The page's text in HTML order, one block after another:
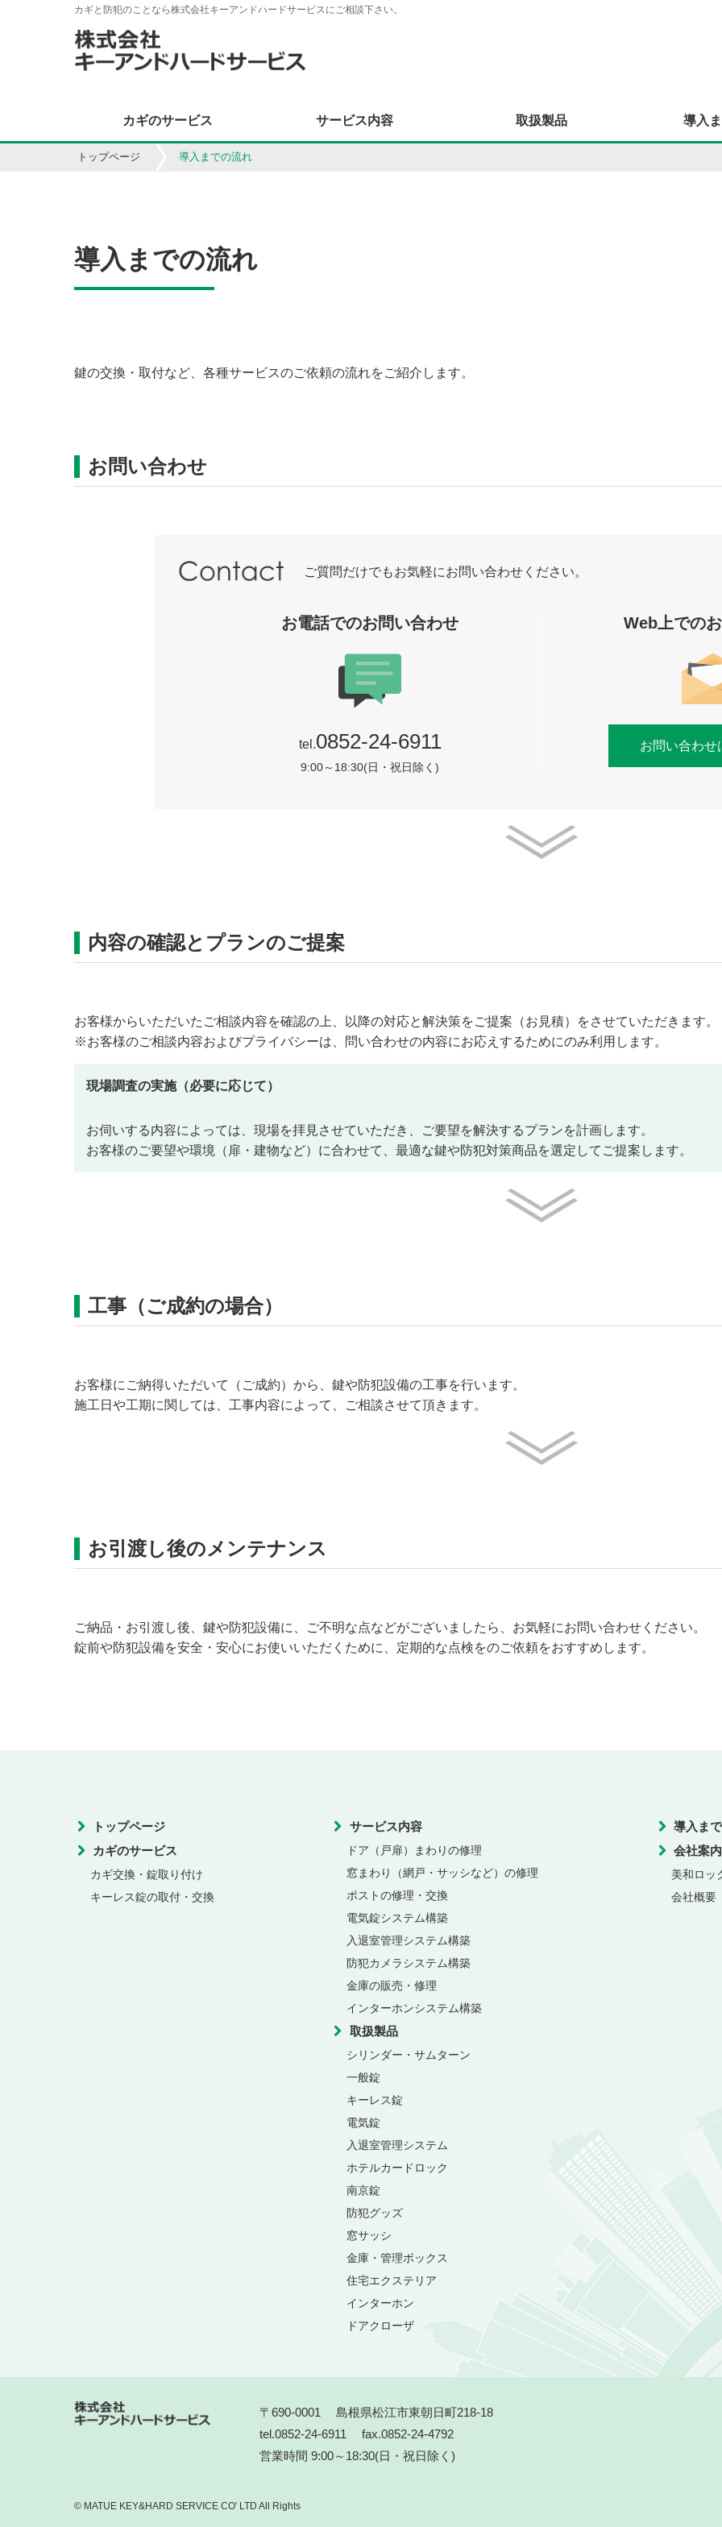
カギと防犯のことなら株式会社キーアンドハードサービスにご相談下さい。
カギのサービス サービス内容 取扱製品 導入
トップページ 導入までの流れ
導入までの流れ
鍵の交換・取付など、各種サービスのご依頼の流れをご紹介します。
お問い合わせ
ご質問だけでもお気軽にお問い合わせください。
お電話でのお問い合わせ
tel.0852-24-6911
9:00～18:30(日・祝日除く)
Web上での
お問い合わせ
内容の確認とプランのご提案
お客様からいただいたご相談内容を確認の上、以降の対応と解決策をご提案（お見積）をさせていただきます。
※お客様のご相談内容およびプライバシーは、問い合わせの内容にお応えするためにのみ利用します。
現場調査の実施（必要に応じて）
お伺いする内容によっては、現場を拝見させていただき、ご要望を解決するプランを計画します。
お客様のご要望や環境（扉・建物など）に合わせて、最適な鍵や防犯対策商品を選定してご提案します。
工事（ご成約の場合）
お客様にご納得いただいて（ご成約）から、鍵や防犯設備の工事を行います。
施工日や工期に関しては、工事内容によって、ご相談させて頂きます。
お引渡し後のメンテナンス
ご納品・お引渡し後、鍵や防犯設備に、ご不明な点などがございましたら、お気軽にお問い合わせください。
錠前や防犯設備を安全・安心にお使いいただくために、定期的な点検をのご依頼をおすすめします。
トップページ
カギのサービス
カギ交換・錠取り付け
キーレス錠の取付・交換
サービス内容
ドア（戸扉）まわりの修理
窓まわり（網戸・サッシなど）の修理
ポストの修理・交換
電気錠システム構築
入退室管理システム構築
防犯カメラシステム構築
金庫の販売・修理
インターホンシステム構築
取扱製品
シリンダー・サムターン
一般錠
キーレス錠
電気錠
入退室管理システム
ホテルカードロック
南京錠
防犯グッズ
窓サッシ
金庫・管理ボックス
住宅エクステリア
インターホン
ドアクローザ
導入ま
会社案内
美和ロッ
会社概要
〒690-0001 島根県松江市東朝日町218-18
tel.0852-24-6911 fax.0852-24-4792
営業時間 9:00～18:30(日・祝日除く)
© MATUE KEY&HARD SERVICE CO' LTD All Rights